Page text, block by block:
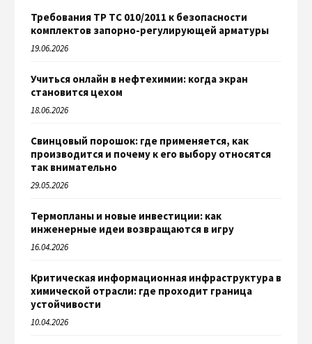
Требования ТР ТС 010/2011 к безопасности
комплектов запорно-регулирующей арматуры
19.06.2026
Учиться онлайн в нефтехимии: когда экран
становится цехом
18.06.2026
Свинцовый порошок: где применяется, как
производится и почему к его выбору относятся
так внимательно
29.05.2026
Термопланы и новые инвестиции: как
инженерные идеи возвращаются в игру
16.04.2026
Критическая информационная инфраструктура в
химической отрасли: где проходит граница
устойчивости
10.04.2026